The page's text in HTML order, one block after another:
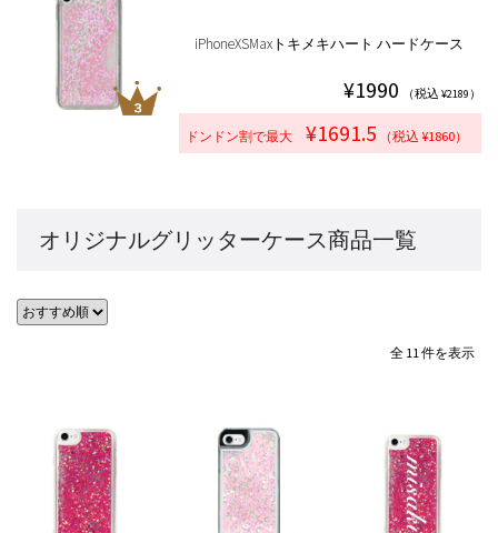
iPhoneXSMaxトキメキハート ハードケース
¥1990 （税込 ¥2189）
ドンドン割で最大 ¥1691.5 （税込 ¥1860）
オリジナルグリッターケース商品一覧
全 11 件を表示